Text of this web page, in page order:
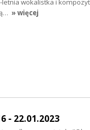
letnia wokalistka i
» więcej
- 22.01.2023